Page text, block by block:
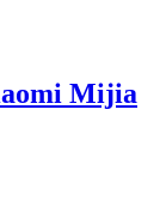
Mijia